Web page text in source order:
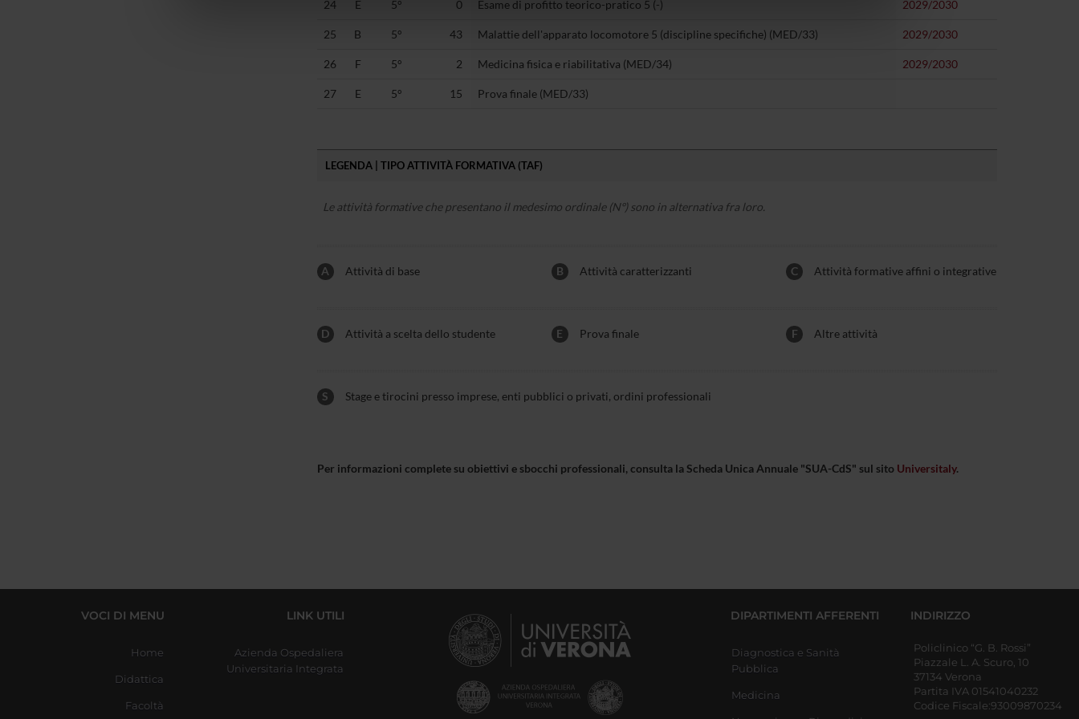
di analisi dei dati web, pubblicità e social media, i quali potrebbero combinarle con altre informazioni che hai fornito loro o
24 E 5° 0 Esame di profitto teorico-pratico 5 (-) 2029/2030
25 B 5° 43 Malattie dell'apparato locomotore 5 (discipline specifiche) (MED/33) 2029/2030
26 F 5° 2 Medicina fisica e riabilitativa (MED/34) 2029/2030
27 E 5° 15 Prova finale (MED/33)
LEGENDA | TIPO ATTIVITÀ FORMATIVA (TAF)
Le attività formative che presentano il medesimo ordinale (Nº) sono in alternativa fra loro.
A Attività di base B Attività caratterizzanti C Attività formative affini o integrative
D Attività a scelta dello studente E Prova finale F Altre attività
S Stage e tirocini presso imprese, enti pubblici o privati, ordini professionali
Per informazioni complete su obiettivi e sbocchi professionali, consulta la Scheda Unica Annuale "SUA-CdS" sul sito Universitaly.
VOCI DI MENU
Home
Didattica
Facoltà
LINK UTILI
Azienda Ospedaliera
Universitaria Integrata
DIPARTIMENTI AFFERENTI
Diagnostica e Sanità
Pubblica
Medicina
INDIRIZZO
Policlinico “G. B. Rossi”
Piazzale L. A. Scuro, 10
37134 Verona
Partita IVA 01541040232
Codice Fiscale:93009870234